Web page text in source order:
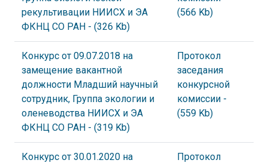
рекультивации НИИСХ и ЭА
ФКНЦ СО РАН - (326 Kb)
(566 Kb)
Конкурс от 09.07.2018 на
замещение вакантной
должности Младший научный
сотрудник, Группа экологии и
оленеводства НИИСХ и ЭА
ФКНЦ СО РАН - (319 Kb)
Протокол
заседания
конкурсной
комиссии -
(559 Kb)
Конкурс от 30.01.2020 на
Протокол